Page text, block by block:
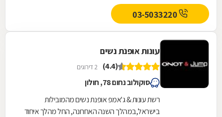
עונות אופנת נשים
(4.4) 2 דירוגים
סוקולוב נחום 78, חולון
רשת עונות & ג'אמפ אופנת נשים מהמובילות
בישראל,במהלך השנה האחרונה, החל מהלך איחוד